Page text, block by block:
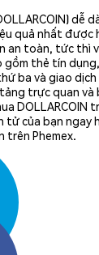
dễ
quả nhất được
an toàn, tức thì
thẻ tín
ba và giao
trực quan và
DOLLARCOIN
tử của bạn ngay
trên Phemex.